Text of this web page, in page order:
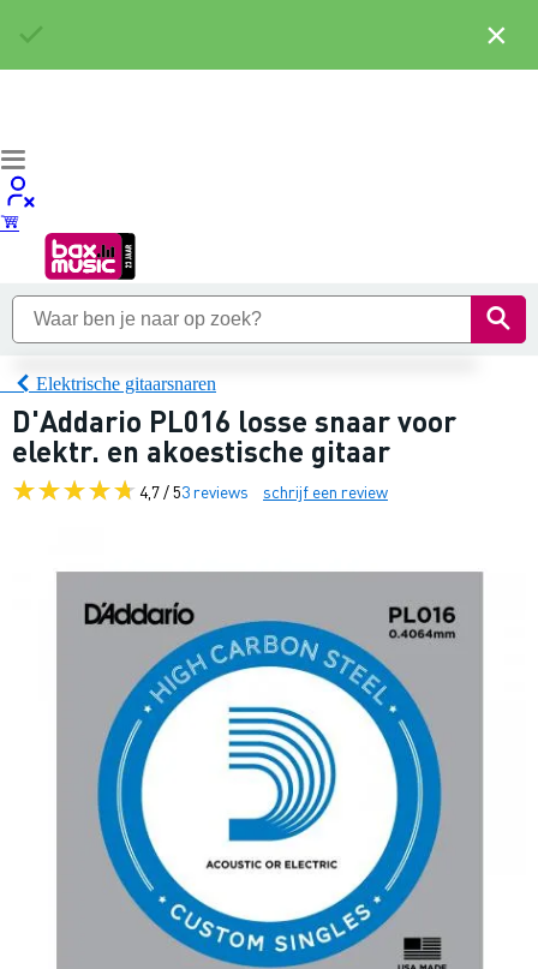
Elektrische gitaarsnaren
D'Addario PL016 losse snaar voor
elektr. en akoestische gitaar
4,7 / 53 reviews schrijf een review
×